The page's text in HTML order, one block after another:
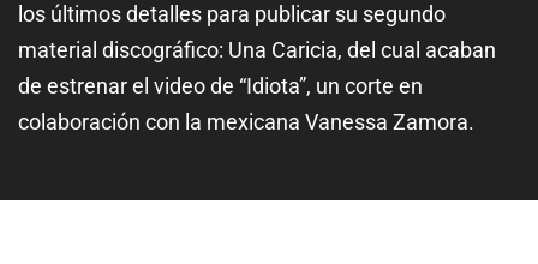
los últimos detalles para publicar su segundo
material discográfico: Una Caricia, del cual acaban
de estrenar el video de “Idiota”, un corte en
colaboración con la mexicana Vanessa Zamora.